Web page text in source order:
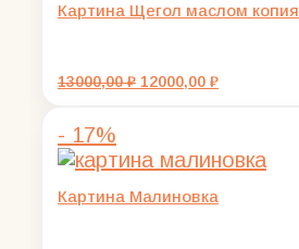
Картина Щегол маслом копия
13000,00₽ Первоначальная
12000,00 ₽Текущая
- 17%
Картина Малиновка